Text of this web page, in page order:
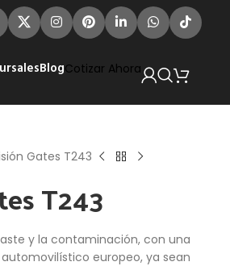
BlogCotizar Ahora
Gates T243
T243
y la contaminación, con una
europeo, ya sean